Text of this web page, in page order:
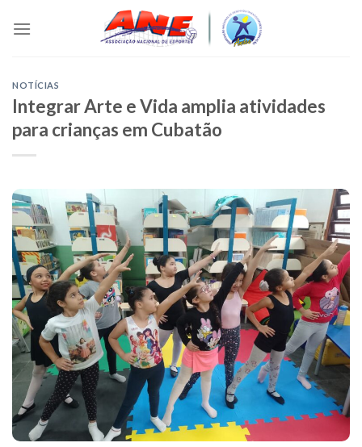
NOTÍCIAS
Integrar Arte e Vida amplia atividades
para crianças em Cubatão